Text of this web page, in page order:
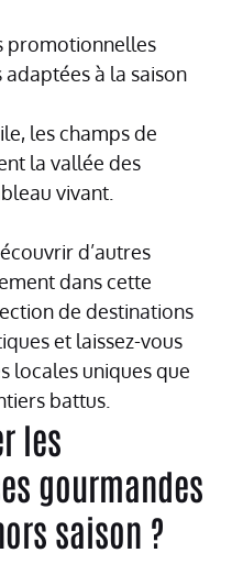
promotionnelles
à la saison
les champs de
la vallée des
vivant.
d’autres
dans cette
de destinations
et laissez-vous
locales uniques que
battus.
les
gourmandes
saison ?